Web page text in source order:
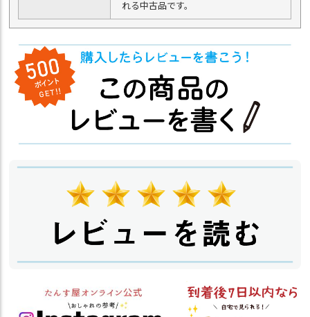
れる中古品です。